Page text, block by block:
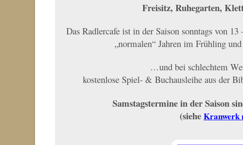
Freisitz, Ruhegarten,
Das Radlercafe ist in der Saison sonntags von
„normalen“ Jahren im Frühling
…und bei schlechtem
kostenlose Spiel- & Buchausleihe aus der
Samstagstermine in der Saison
(sieheKranwerk